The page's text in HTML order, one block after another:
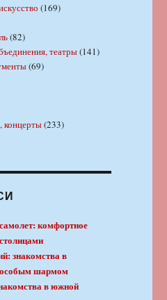
(169)
(82)
театры(141)
(69)
концерты(233)
комфортное
знакомства в
особым шармом
в южной